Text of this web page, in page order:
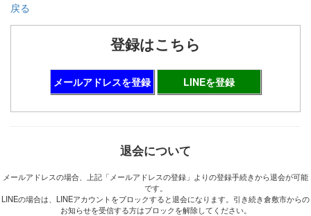
戻る
登録はこちら
メールアドレスを登録 LINEを登録
退会について
メールアドレスの場合、上記「メールアドレスの登録」よりの登録手続きから退会が可能
です。
LINEの場合は、LINEアカウントをブロックすると退会になります。引き続き倉敷市からの
お知らせを受信する方はブロックを解除してください。